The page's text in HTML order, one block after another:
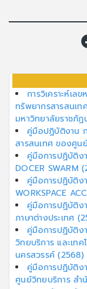
การวิเคราะห์เ
ทรัพยากรสารสนเท
มหาวิทยาลัยราชภั
คู่มือปฏิบัติงาน ก
สารสนเทศ ของศูน
คู่มือการปฏิบัติง
DOCER SWARM
คู่มือการปฏิบัติง
WORKSPACE
คู่มือการปฏิบัติง
ภาษาต่างประเทศ
คู่มือการปฏิบัติง
วิทยบริการ และเท
นครสวรรค์ (2568)
คู่มือการปฏิบัติง
ศูนย์วิทยบริการ สำ